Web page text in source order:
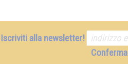
Iscriviti alla newsletter!
Conferma